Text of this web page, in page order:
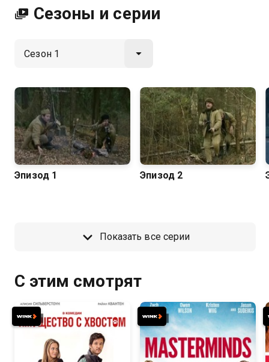
Сезоны и серии
Эпизод 1 Эпизод 2
Показать все серии
С этим смотрят